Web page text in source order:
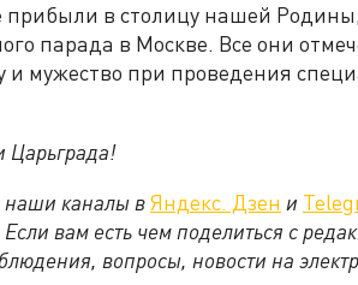
в столицу нашей
парада в Москве. Все они
и мужество при проведения
Царьграда!
наши каналы вЯндекс. Дзен и
Если вам есть чем поделиться с
вопросы, новости на